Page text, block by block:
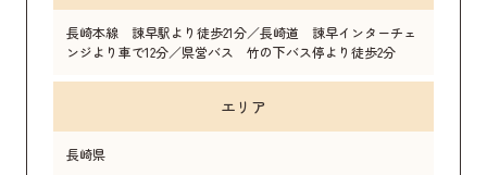
長崎本線 諫早駅より徒歩21分／長崎道 諫早インターチェ
ンジより車で12分／県営バス 竹の下バス停より徒歩2分
エリア
長崎県